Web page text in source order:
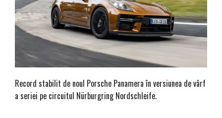
Record stabilit de noul Porsche Panamera în versiunea de vârf
a seriei pe circuitul Nürburgring Nordschleife.